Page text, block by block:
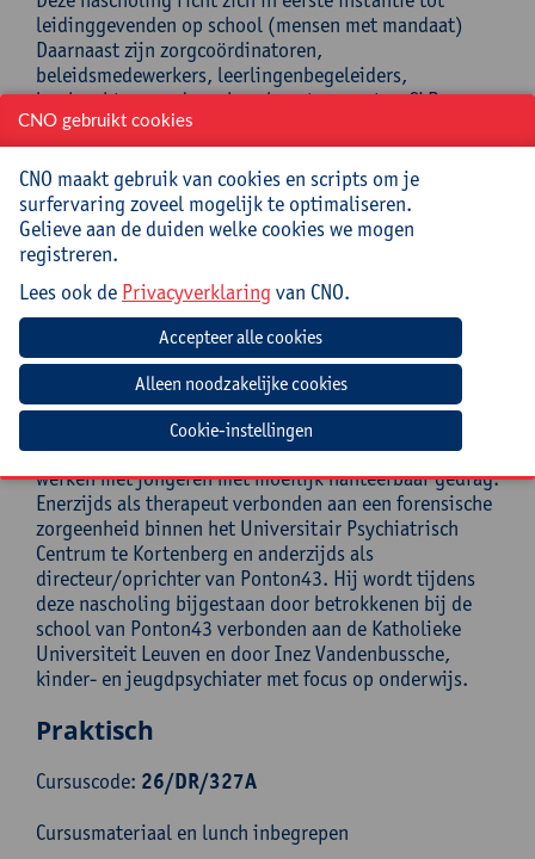
leidinggevenden op school (mensen met mandaat)
Daarnaast zijn zorgcoördinatoren,
beleidsmedewerkers, leerlingenbegeleiders,
leerkrachten, medewerkers leersteuncentra, CLB-
medewerkers, pedagogische begeleiders en andere
onderwijs- en welzijnsprofessionals die werken met
jongeren in een kwetsbare onderwijssituatie, welkom.
De inhoud is relevant voor zowel gewoon als
buitengewoon onderwijs, met bijzondere aandacht
voor de eerste en tweede graad secundair onderwijs.
een open houding tegenover inclusie, samenwerking
en reflectie op de eigen praktijk vormt een belangrijke
meerwaarde om actief aan de studiedag deel te nemen.
Begeleiding
David Bruyninckx spreekt vanuit zijn ervaring in het
werken met jongeren met moeilijk hanteerbaar gedrag.
Enerzijds als therapeut verbonden aan een forensische
zorgeenheid binnen het Universitair Psychiatrisch
Centrum te Kortenberg en anderzijds als
directeur/oprichter van Ponton43. Hij wordt tijdens
deze nascholing bijgestaan door betrokkenen bij de
school van Ponton43 verbonden aan de Katholieke
Universiteit Leuven en door Inez Vandenbussche,
kinder- en jeugdpsychiater met focus op onderwijs.
Praktisch
Cursuscode: 26/DR/327A
Cursusmateriaal en lunch inbegrepen
CNO gebruikt cookies
CNO maakt gebruik van cookies en scripts om je
surfervaring zoveel mogelijk te optimaliseren.
Gelieve aan de duiden welke cookies we mogen
registreren.
Lees ook de Privacyverklaring van CNO.
Cookie-instellingen